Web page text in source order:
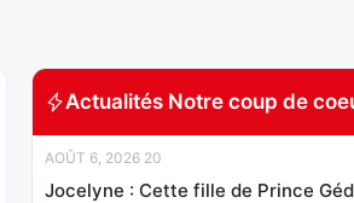
Actualités Notre coup de
AOÛT 6, 2026 20
Jocelyne : Cette fille de Prince